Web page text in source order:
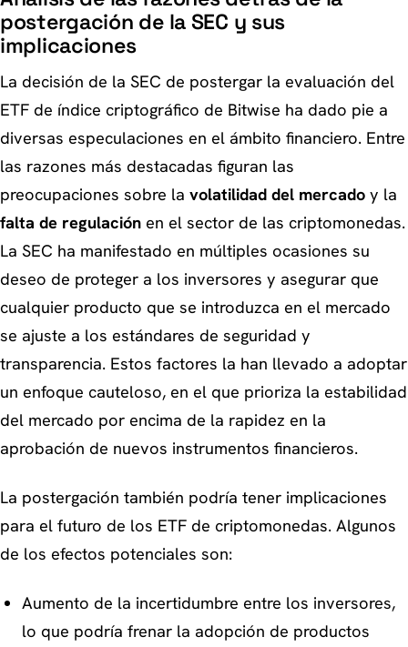
postergación de la SEC y sus
implicaciones
La decisión de la SEC de postergar la evaluación del
ETF de índice criptográfico de Bitwise ha dado pie a
diversas especulaciones en el ámbito financiero. Entre
las razones más destacadas figuran las
preocupaciones sobre la volatilidad del mercado y la
falta de regulación en el sector de las criptomonedas.
La SEC ha manifestado en múltiples ocasiones su
deseo de proteger a los inversores y asegurar que
cualquier producto que se introduzca en el mercado
se ajuste a los estándares de seguridad y
transparencia. Estos factores la han llevado a adoptar
un enfoque cauteloso, en el que prioriza la estabilidad
del mercado por encima de la rapidez en la
aprobación de nuevos instrumentos financieros.
La postergación también podría tener implicaciones
para el futuro de los ETF de criptomonedas. Algunos
de los efectos potenciales son:
Aumento de la incertidumbre entre los inversores,
lo que podría frenar la adopción de productos